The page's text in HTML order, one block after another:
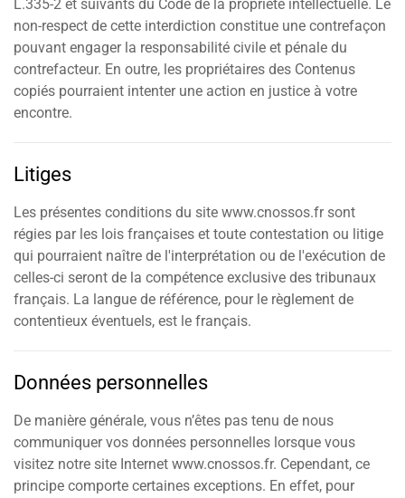
L.335-2 et suivants du Code de la propriété intellectuelle. Le
non-respect de cette interdiction constitue une contrefaçon
pouvant engager la responsabilité civile et pénale du
contrefacteur. En outre, les propriétaires des Contenus
copiés pourraient intenter une action en justice à votre
encontre.
Litiges
Les présentes conditions du site www.cnossos.fr sont
régies par les lois françaises et toute contestation ou litige
qui pourraient naître de l'interprétation ou de l'exécution de
celles-ci seront de la compétence exclusive des tribunaux
français. La langue de référence, pour le règlement de
contentieux éventuels, est le français.
Données personnelles
De manière générale, vous n’êtes pas tenu de nous
communiquer vos données personnelles lorsque vous
visitez notre site Internet www.cnossos.fr. Cependant, ce
principe comporte certaines exceptions. En effet, pour